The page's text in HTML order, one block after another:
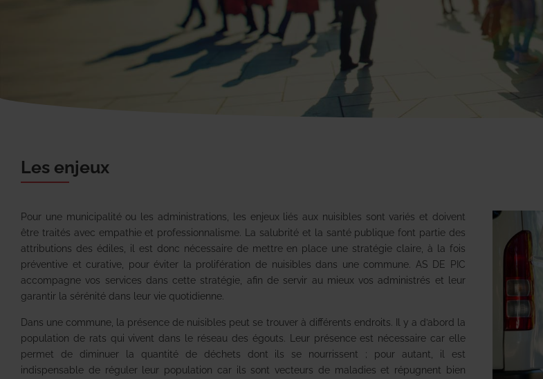
Les enjeux
Pour une municipalité ou les administrations, les enjeux liés aux nuisibles sont variés et doivent
être traités avec empathie et professionnalisme. La salubrité et la santé publique font partie des
attributions des édiles, il est donc nécessaire de mettre en place une stratégie claire, à la fois
préventive et curative, pour éviter la prolifération de nuisibles dans une commune. AS DE PIC
accompagne vos services dans cette stratégie, afin de servir au mieux vos administrés et leur
garantir la sérénité dans leur vie quotidienne.
Dans une commune, la présence de nuisibles peut se trouver à différents endroits. Il y a d’abord la
population de rats qui vivent dans le réseau des égouts. Leur présence est nécessaire car elle
permet de diminuer la quantité de déchets dont ils se nourrissent ; pour autant, il est
indispensable de réguler leur population car ils sont vecteurs de maladies et répugnent bien